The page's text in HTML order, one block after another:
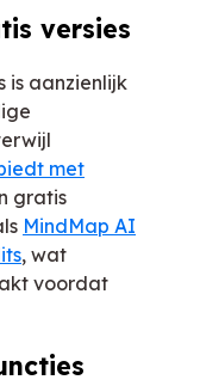
versies
is aanzienlijk
met
gratis
MindMap AI
, wat
voordat